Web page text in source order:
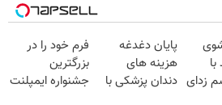
زدای
پایان دغدغه
هزینه های
دندان پزشکی با
فرم خود را در
بزرگترین
جشنواره ایمپلنت